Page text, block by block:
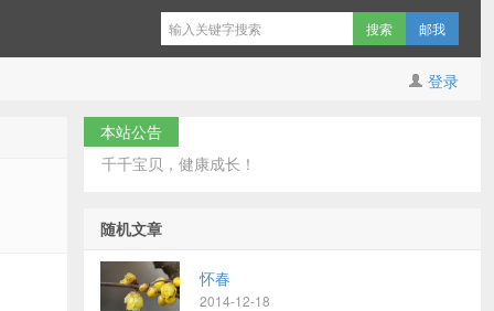
邮我
登录
本站公告
千千宝贝，健康成长！
随机文章
怀春
2014-12-18